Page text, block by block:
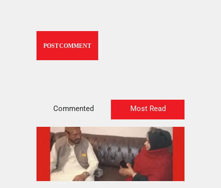
Most Read
Commented